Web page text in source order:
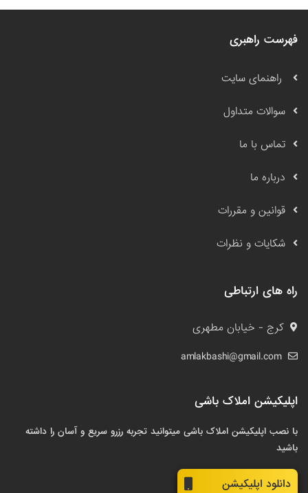
فهرست راهبری
راهنمای سایت
سوالات متداول
تماس با ما
درباره ما
قوانین و مقررات
شکایات و نظرات
راه های ارتباطی
کرج - خیابان مطهری
amlakbashi@gmail.com
اپلیکیشن املاک باشی
با نصب اپلیکیشن املاک باشی میتوانید تجربه رزرو سریع و آسان را داشته
باشید
دانلود اپلیکیشن